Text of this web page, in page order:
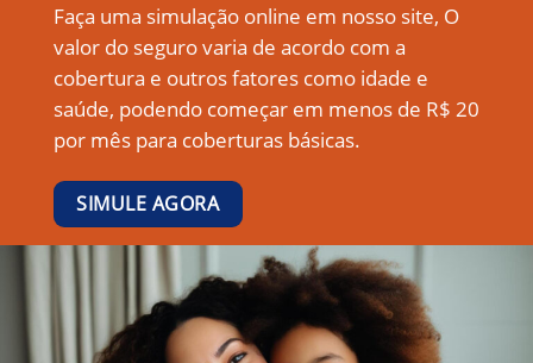
Faça uma simulação online em nosso site, O
valor do seguro varia de acordo com a
cobertura e outros fatores como idade e
saúde, podendo começar em menos de R$ 20
por mês para coberturas básicas.
SIMULE AGORA